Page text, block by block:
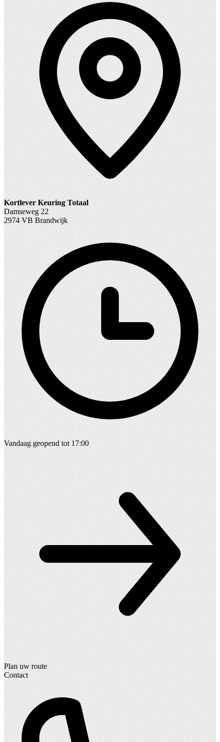
Kortlever Keuring Totaal
Damseweg 22
2974 VB Brandwijk
Vandaag geopend tot 17:00
Plan uw route
Contact